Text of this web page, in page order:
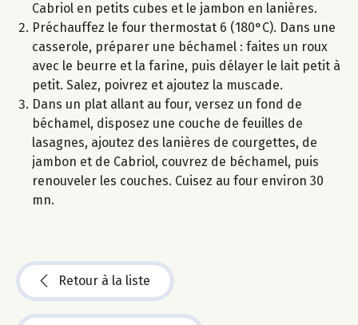
Cabriol en petits cubes et le jambon en lanières.
Préchauffez le four thermostat 6 (180°C). Dans une
casserole, préparer une béchamel : faites un roux
avec le beurre et la farine, puis délayer le lait petit à
petit. Salez, poivrez et ajoutez la muscade.
Dans un plat allant au four, versez un fond de
béchamel, disposez une couche de feuilles de
lasagnes, ajoutez des lanières de courgettes, de
jambon et de Cabriol, couvrez de béchamel, puis
renouveler les couches. Cuisez au four environ 30
mn.
Retour à la liste